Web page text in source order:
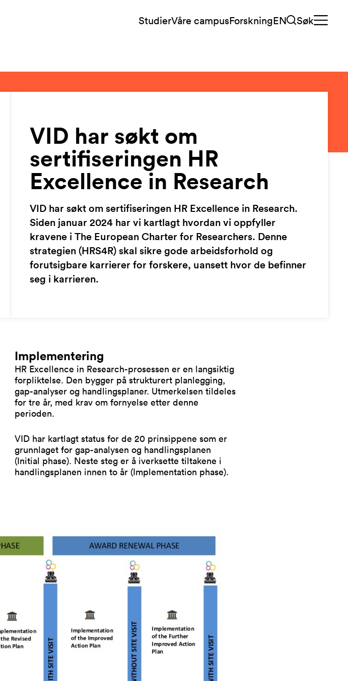
StudierVåre campusForskningEN Søk
VID har søkt om
sertifiseringen HR
Excellence in Research
VID har søkt om sertifiseringen HR Excellence in Research.
Siden januar 2024 har vi kartlagt hvordan vi oppfyller
kravene i The European Charter for Researchers. Denne
strategien (HRS4R) skal sikre gode arbeidsforhold og
forutsigbare karrierer for forskere, uansett hvor de befinner
seg i karrieren.
Implementering
HR Excellence in Research-prosessen er en langsiktig
forpliktelse. Den bygger på strukturert planlegging,
gap-analyser og handlingsplaner. Utmerkelsen tildeles
for tre år, med krav om fornyelse etter denne
perioden.
VID har kartlagt status for de 20 prinsippene som er
grunnlaget for gap-analysen og handlingsplanen
(Initial phase). Neste steg er å iverksette tiltakene i
handlingsplanen innen to år (Implementation phase).